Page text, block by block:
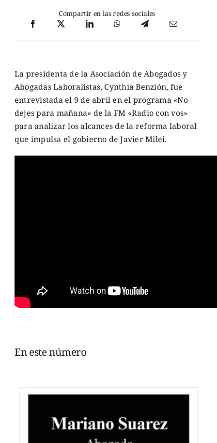
Compartir en las redes sociales
La presidenta de la Asociación de Abogados y
Abogadas Laboralistas, Cynthia Benzión, fue
entrevistada el 9 de abril en el programa «No
dejes para mañana» de la FM «Radio con vos»
para analizar los alcances de la reforma laboral
que impulsa el gobierno de Javier Milei.
En este número